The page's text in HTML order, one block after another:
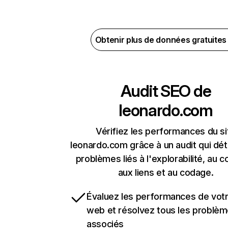
Obtenir plus de données
Audit SEO de
leonardo.com
Vérifiez les performances du
leonardo.com grâce à un audit qui
problèmes liés à l'explorabilité, au
aux liens et au codage.
Évaluez les performances de
web et résolvez tous les
associés